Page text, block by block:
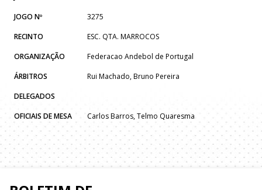
JOGO Nº
3275
RECINTO
ESC. QTA. MARROCOS
ORGANIZAÇÃO
Federacao Andebol de Portugal
ÁRBITROS
Rui Machado, Bruno Pereira
DELEGADOS
OFICIAIS DE MESA
Carlos Barros, Telmo Quaresma